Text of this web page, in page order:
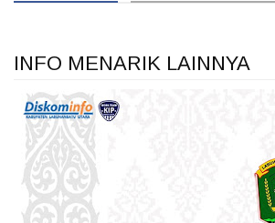
INFO MENARIK LAINNYA